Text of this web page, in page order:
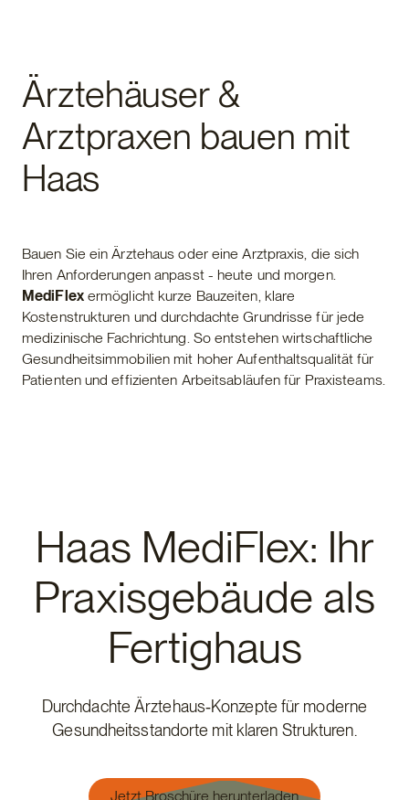
Ärztehäuser &
Arztpraxen bauen mit
Haas
Bauen Sie ein Ärztehaus oder eine Arztpraxis, die sich
Ihren Anforderungen anpasst - heute und morgen.
MediFlexermöglicht kurze Bauzeiten, klare
Kostenstrukturen und durchdachte Grundrisse für jede
medizinische Fachrichtung. So entstehen wirtschaftliche
Gesundheitsimmobilien mit hoher Aufenthaltsqualität für
Patienten und effizienten Arbeitsabläufen für Praxisteams.
Haas MediFlex: Ihr
Praxisgebäude als
Fertighaus
Durchdachte Ärztehaus‑Konzepte für moderne
Gesundheitsstandorte mit klaren Strukturen.
Jetzt Broschüre herunterladen